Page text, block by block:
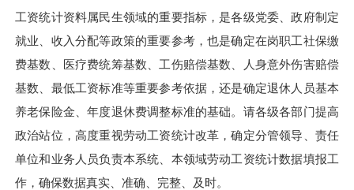
工资统计资料属民生领域的重要指标，是各级党委、政府制定
就业、收入分配等政策的重要参考，也是确定在岗职工社保缴
费基数、医疗费统筹基数、工伤赔偿基数、人身意外伤害赔偿
基数、最低工资标准等重要参考依据，还是确定退休人员基本
养老保险金、年度退休费调整标准的基础。请各级各部门提高
政治站位，高度重视劳动工资统计改革，确定分管领导、责任
单位和业务人员负责本系统、本领域劳动工资统计数据填报工
作，确保数据真实、准确、完整、及时。